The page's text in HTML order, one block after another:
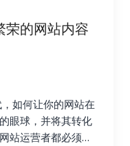
如，来自高权重、
多的推荐流量？包
网站在搜索引擎结
台的链接是否带来
像一个仪表盘，可
策略真正有效，哪
能会发现，来自行
标流量和转化，而
链接建设策略，可
站排名。通过深入
他们的优势和劣
策略，从而在竞争
定位，事半功倍
的搜索量、竞争程
，你可以找到潜在
关的博客、论坛和
的挑战与机遇：扬
时，小语种搜索引
不像英语搜索引擎
主流语言英语相
多挑战，例如西班
语种都有其独特的
优化策略的制定更
和文化制定不同的
荣的网站内容
如何让你的网站在
眼球，并将其转化
站运营者都必须认